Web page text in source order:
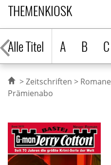
THEMENKIOSK
Alle Titel
A B C
Zeitschriften Romane
Prämienabo